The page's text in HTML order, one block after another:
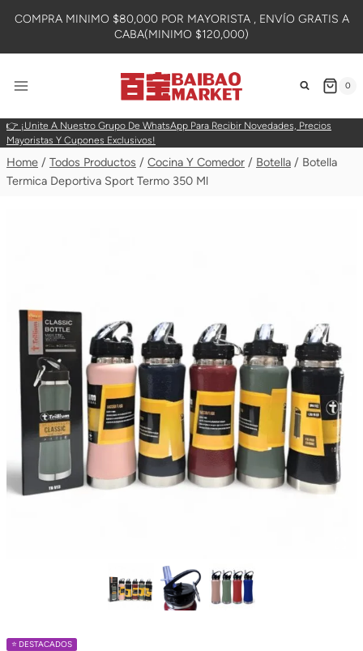
Content
COMPRA MINIMO $80,000 POR MAYORISTA , ENVÍO GRATIS A
CABA(MINIMO $120,000)
0
👉 ¡Unite A Nuestro Grupo De WhatsApp Para Recibir Novedades, Precios
Mayoristas Y Cupones Exclusivos!
Home / Todos Productos / Cocina Y Comedor / Botella / Botella
Termica Deportiva Sport Termo 350 Ml
⭐️ DESTACADOS